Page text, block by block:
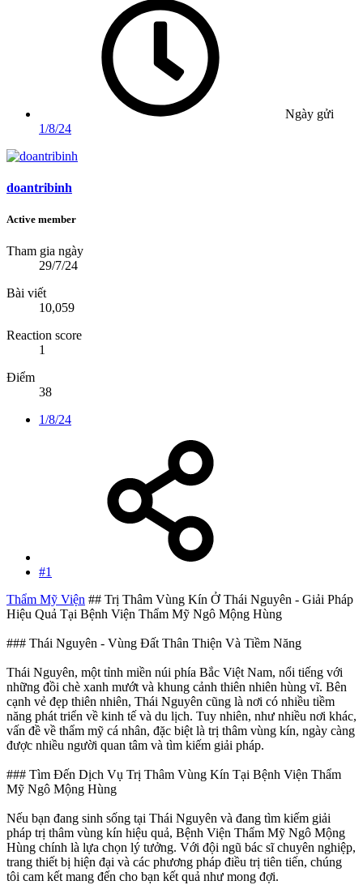
Ngày gửi
1/8/24
doantribinh
Active member
Tham gia ngày
29/7/24
Bài viết
10,059
Reaction score
1
Điểm
38
1/8/24
#1
Thẩm Mỹ Viện ## Trị Thâm Vùng Kín Ở Thái Nguyên - Giải Pháp
Hiệu Quả Tại Bệnh Viện Thẩm Mỹ Ngô Mộng Hùng
### Thái Nguyên - Vùng Đất Thân Thiện Và Tiềm Năng
Thái Nguyên, một tỉnh miền núi phía Bắc Việt Nam, nổi tiếng với
những đồi chè xanh mướt và khung cảnh thiên nhiên hùng vĩ. Bên
cạnh vẻ đẹp thiên nhiên, Thái Nguyên cũng là nơi có nhiều tiềm
năng phát triển về kinh tế và du lịch. Tuy nhiên, như nhiều nơi khác,
vấn đề về thẩm mỹ cá nhân, đặc biệt là trị thâm vùng kín, ngày càng
được nhiều người quan tâm và tìm kiếm giải pháp.
### Tìm Đến Dịch Vụ Trị Thâm Vùng Kín Tại Bệnh Viện Thẩm
Mỹ Ngô Mộng Hùng
Nếu bạn đang sinh sống tại Thái Nguyên và đang tìm kiếm giải
pháp trị thâm vùng kín hiệu quả, Bệnh Viện Thẩm Mỹ Ngô Mộng
Hùng chính là lựa chọn lý tưởng. Với đội ngũ bác sĩ chuyên nghiệp,
trang thiết bị hiện đại và các phương pháp điều trị tiên tiến, chúng
tôi cam kết mang đến cho bạn kết quả như mong đợi.